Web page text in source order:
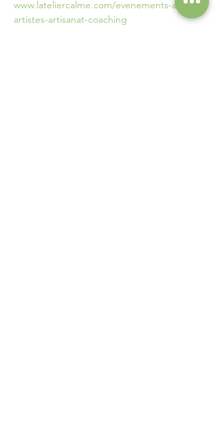
www.lateliercalme.com/evenements-ateliers-
artistes-artisanat-coaching